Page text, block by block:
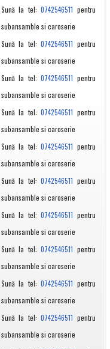
Sună la tel:0742546511 pentru
subansamble si caroserie
Sună la tel:0742546511 pentru
subansamble si caroserie
Sună la tel:0742546511 pentru
subansamble si caroserie
Sună la tel:0742546511 pentru
subansamble si caroserie
Sună la tel:0742546511 pentru
subansamble si caroserie
Sună la tel:0742546511 pentru
subansamble si caroserie
Sună la tel:0742546511 pentru
subansamble si caroserie
Sună la tel:0742546511 pentru
subansamble si caroserie
Sună la tel:0742546511 pentru
subansamble si caroserie
Sună la tel:0742546511 pentru
subansamble si caroserie